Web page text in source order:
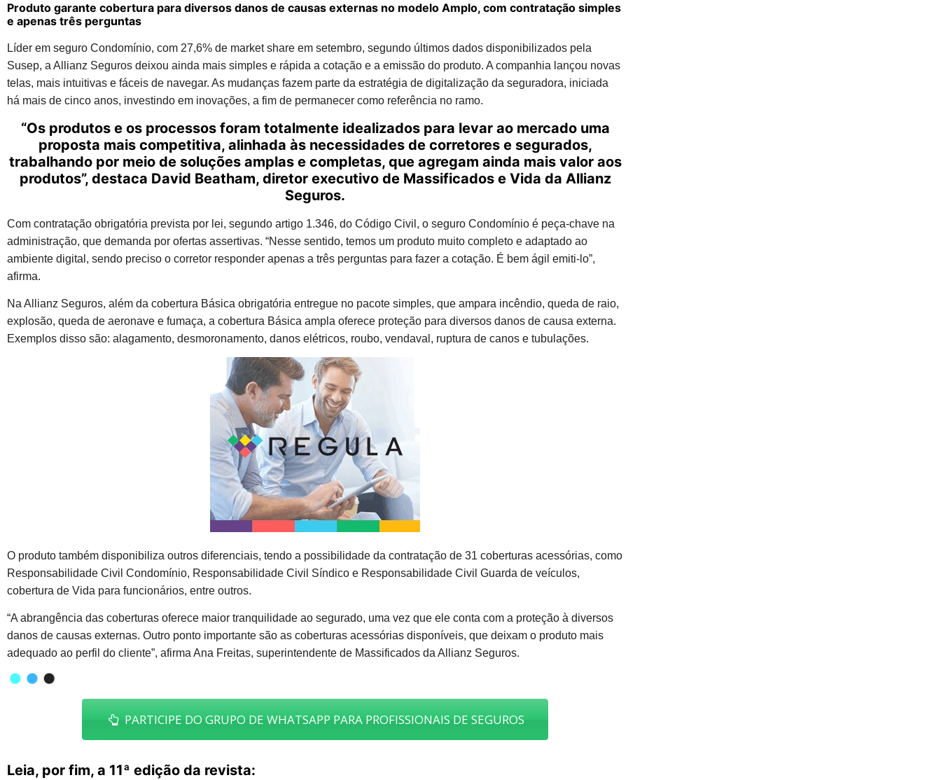
Produto garante cobertura para diversos danos de causas externas no modelo Amplo, com contratação simples
e apenas três perguntas
Líder em seguro Condomínio, com 27,6% de market share em setembro, segundo últimos dados disponibilizados pela
Susep, a Allianz Seguros deixou ainda mais simples e rápida a cotação e a emissão do produto. A companhia lançou novas
telas, mais intuitivas e fáceis de navegar. As mudanças fazem parte da estratégia de digitalização da seguradora, iniciada
há mais de cinco anos, investindo em inovações, a fim de permanecer como referência no ramo.
“Os produtos e os processos foram totalmente idealizados para levar ao mercado uma
proposta mais competitiva, alinhada às necessidades de corretores e segurados,
trabalhando por meio de soluções amplas e completas, que agregam ainda mais valor aos
produtos”, destaca David Beatham, diretor executivo de Massificados e Vida da Allianz
Seguros.
Com contratação obrigatória prevista por lei, segundo artigo 1.346, do Código Civil, o seguro Condomínio é peça-chave na
administração, que demanda por ofertas assertivas. “Nesse sentido, temos um produto muito completo e adaptado ao
ambiente digital, sendo preciso o corretor responder apenas a três perguntas para fazer a cotação. É bem ágil emiti-lo”,
afirma.
Na Allianz Seguros, além da cobertura Básica obrigatória entregue no pacote simples, que ampara incêndio, queda de raio,
explosão, queda de aeronave e fumaça, a cobertura Básica ampla oferece proteção para diversos danos de causa externa.
Exemplos disso são: alagamento, desmoronamento, danos elétricos, roubo, vendaval, ruptura de canos e tubulações.
O produto também disponibiliza outros diferenciais, tendo a possibilidade da contratação de 31 coberturas acessórias, como
Responsabilidade Civil Condomínio, Responsabilidade Civil Síndico e Responsabilidade Civil Guarda de veículos,
cobertura de Vida para funcionários, entre outros.
“A abrangência das coberturas oferece maior tranquilidade ao segurado, uma vez que ele conta com a proteção à diversos
danos de causas externas. Outro ponto importante são as coberturas acessórias disponíveis, que deixam o produto mais
adequado ao perfil do cliente”, afirma Ana Freitas, superintendente de Massificados da Allianz Seguros.
PARTICIPE DO GRUPO DE WHATSAPP PARA PROFISSIONAIS DE SEGUROS
Leia, por fim, a 11ª edição da revista: